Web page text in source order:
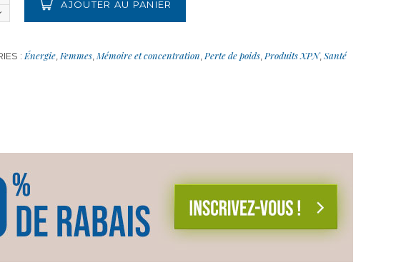
AJOUTER AU PANIER
: Énergie Femmes Mémoire et concentration Perte de poids Produits XPN, Santé